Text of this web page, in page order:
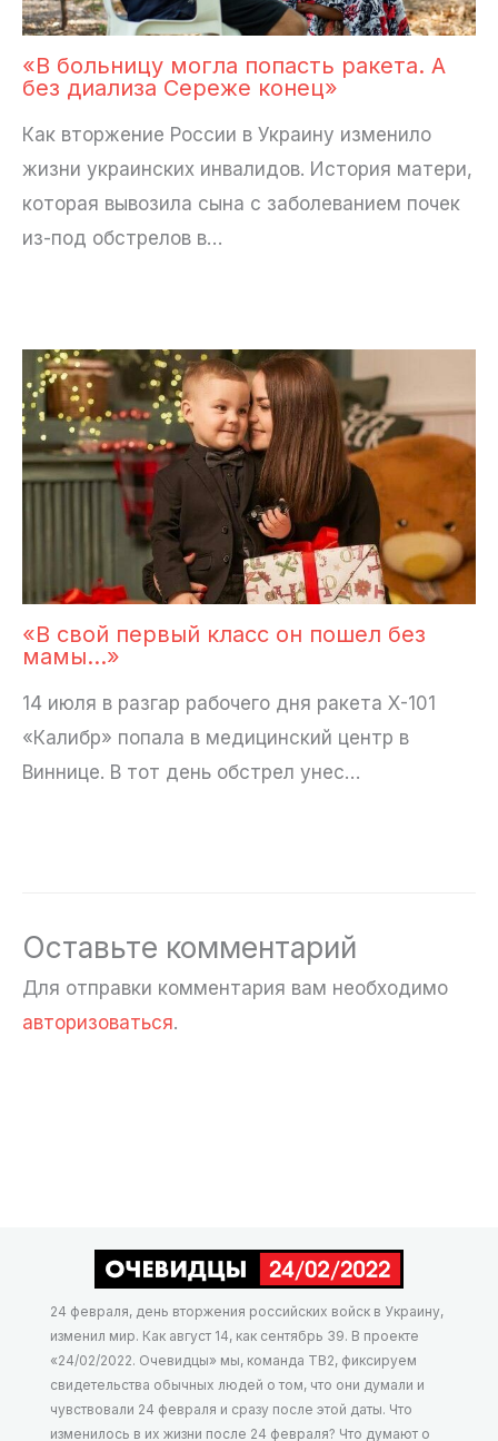
«В больницу могла попасть ракета. А
без диализа Сереже конец»
Как вторжение России в Украину изменило
жизни украинских инвалидов. История матери,
которая вывозила сына с заболеванием почек
из-под обстрелов в…
«В свой первый класс он пошел без
мамы…»
14 июля в разгар рабочего дня ракета Х-101
«Калибр» попала в медицинский центр в
Виннице. В тот день обстрел унес…
Оставьте комментарий
Для отправки комментария вам необходимо
авторизоваться.
24 февраля, день вторжения российских войск в Украину,
изменил мир. Как август 14, как сентябрь 39. В проекте
«24/02/2022. Очевидцы» мы, команда ТВ2, фиксируем
свидетельства обычных людей о том, что они думали и
чувствовали 24 февраля и сразу после этой даты. Что
изменилось в их жизни после 24 февраля? Что думают о